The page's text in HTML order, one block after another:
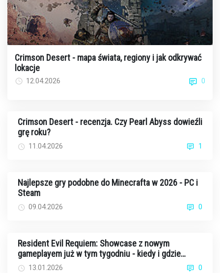
Crimson Desert - mapa świata, regiony i jak odkrywać
lokacje
12.04.2026 0
Crimson Desert - recenzja. Czy Pearl Abyss dowieźli
grę roku?
11.04.2026 1
Najlepsze gry podobne do Minecrafta w 2026 - PC i
Steam
09.04.2026 0
Resident Evil Requiem: Showcase z nowym
gameplayem już w tym tygodniu - kiedy i gdzie
oglądać?
13.01.2026 0